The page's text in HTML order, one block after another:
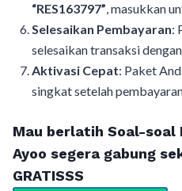
“RES163797”, masukkan
Selesaikan Pembayaran:
selesaikan transaksi
Aktivasi Cepat: Paket
singkat setelah
Mau berlatih Soal-soal
Ayoo segera gabung
GRATISSS